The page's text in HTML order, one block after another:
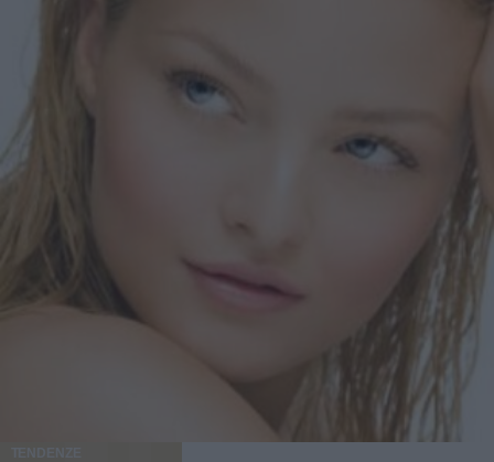
TENDENZE